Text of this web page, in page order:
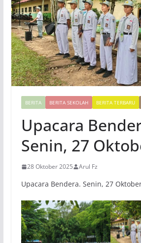
BERITA BERITA SEKOLAH BERITA TERBARU
Upacara
Senin, 27
28 Oktober 2025 Arul Fz
Upacara Bendera. Senin, 27